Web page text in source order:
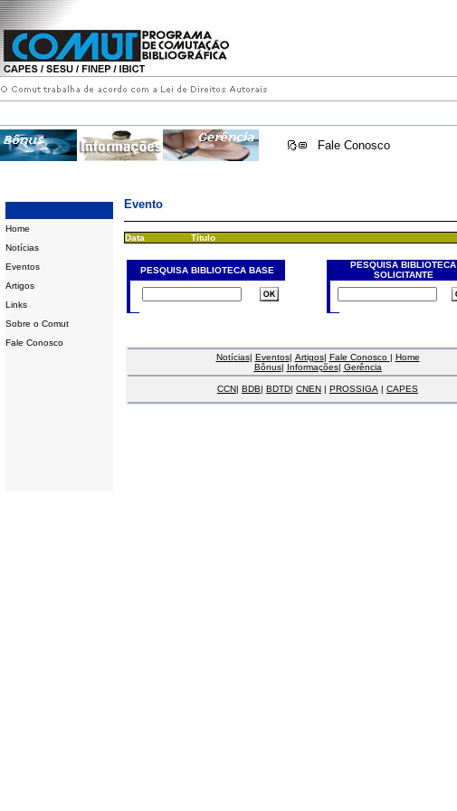
Fale Conosco
Home
Notícias
Eventos
Artigos
Links
Sobre o Comut
Fale Conosco
Evento
Data Título
PESQUISA BIBLIOTECA BASE
PESQUISA BIBLIOTECA
SOLICITANTE
Notícias| Eventos| Artigos| Fale Conosco | Home
Bônus| Informações| Gerência
CCN| BDB| BDTD| CNEN | PROSSIGA | CAPES